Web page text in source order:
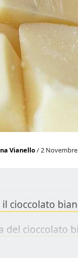
Vianello/ 2
il cioccolato
del cioccolato